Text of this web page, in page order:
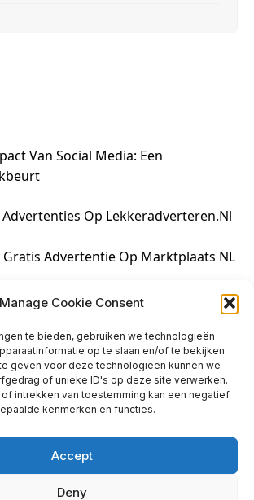
Manage Cookie Consent
te bieden, gebruiken we technologieën
op te slaan en/of te bekijken.
geven voor deze technologieën kunnen we
of unieke ID's op deze site verwerken.
intrekken van toestemming kan een negatief
kenmerken en functies.
Accept
Deny
Van Social Media: Een
Advertenties Op Lekkeradverteren.nl
Gratis Advertentie Op Marktplaats NL
Voor Succesvolle Marketing